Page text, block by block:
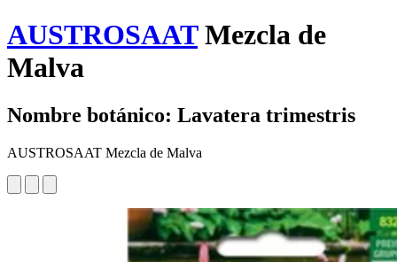
AUSTROSAATMezcla de
Malva
Nombre botánico: Lavatera trimestris
AUSTROSAAT Mezcla de Malva